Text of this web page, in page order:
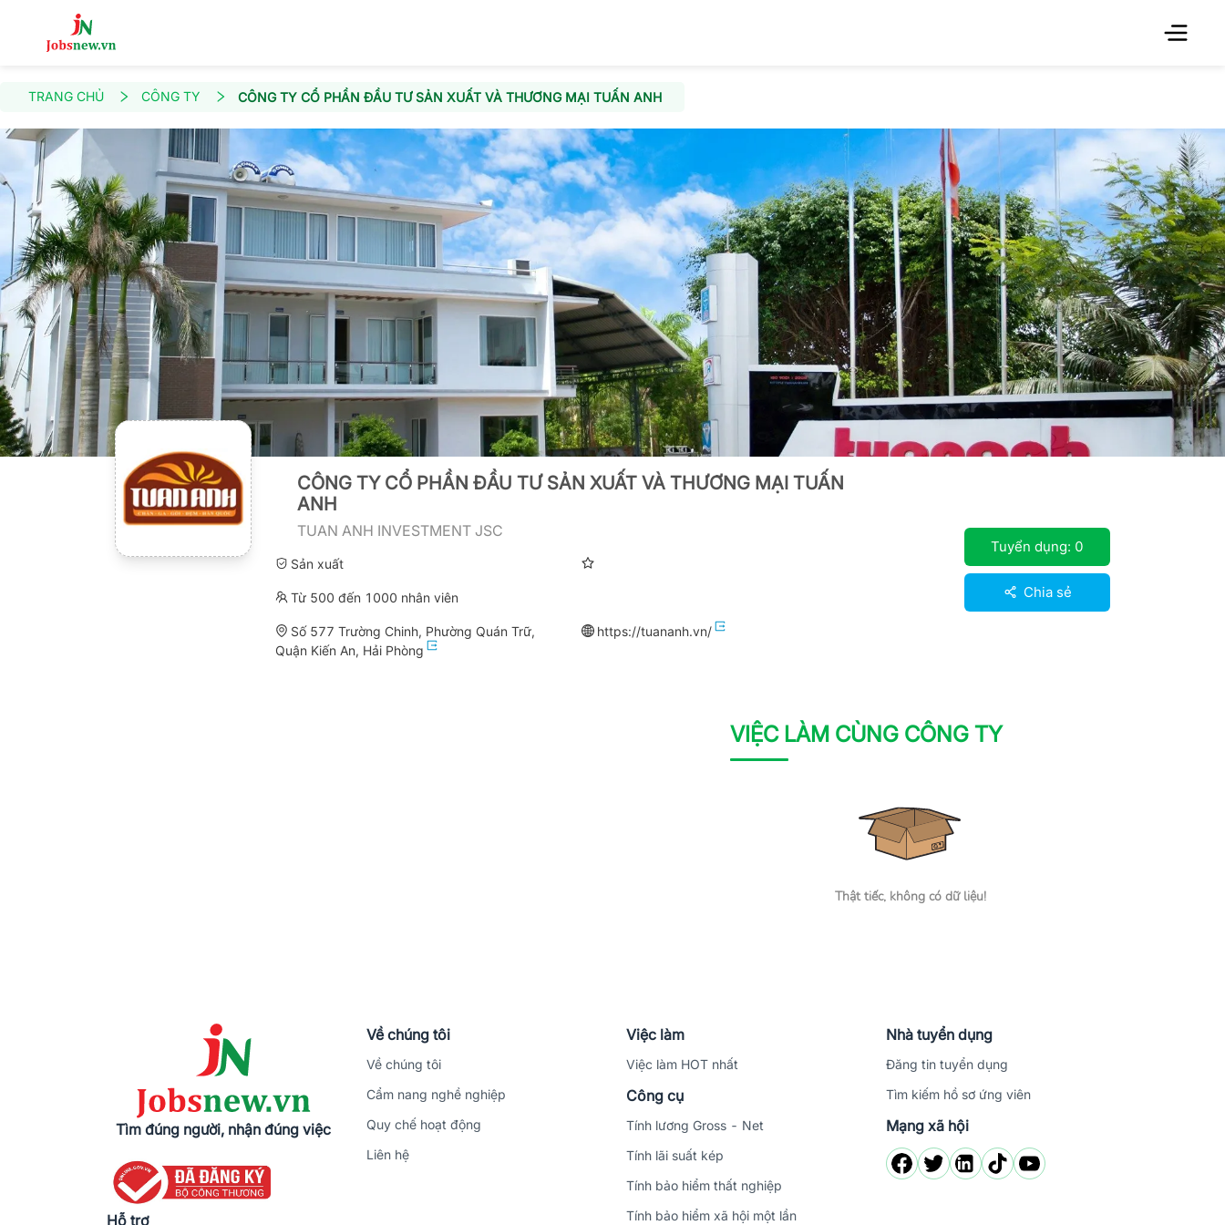
TRANG CHỦ CÔNG TY CÔNG TY CỔ PHẦN ĐẦU TƯ SẢN XUẤT VÀ THƯƠNG MẠI TUẤN ANH
CÔNG TY CỔ PHẦN ĐẦU TƯ SẢN XUẤT VÀ THƯƠNG MẠI TUẤN
ANH
TUAN ANH INVESTMENT JSC
Sản xuất
Từ 500 đến 1000 nhân viên
Số 577 Trường Chinh, Phường Quán Trữ,
Quận Kiến An, Hải Phòng
https://tuananh.vn/
Tuyển dụng: 0
Chia sẻ
VIỆC LÀM CÙNG CÔNG TY
Thật tiếc, không có dữ liệu!
Tìm đúng người, nhận đúng việc
Hỗ trợ
Về chúng tôi
Về chúng tôi
Cẩm nang nghề nghiệp
Quy chế hoạt động
Liên hệ
Việc làm
Việc làm HOT nhất
Công cụ
Tính lương Gross - Net
Tính lãi suất kép
Tính bảo hiểm thất nghiệp
Tính bảo hiểm xã hội một lần
Nhà tuyển dụng
Đăng tin tuyển dụng
Tìm kiếm hồ sơ ứng viên
Mạng xã hội